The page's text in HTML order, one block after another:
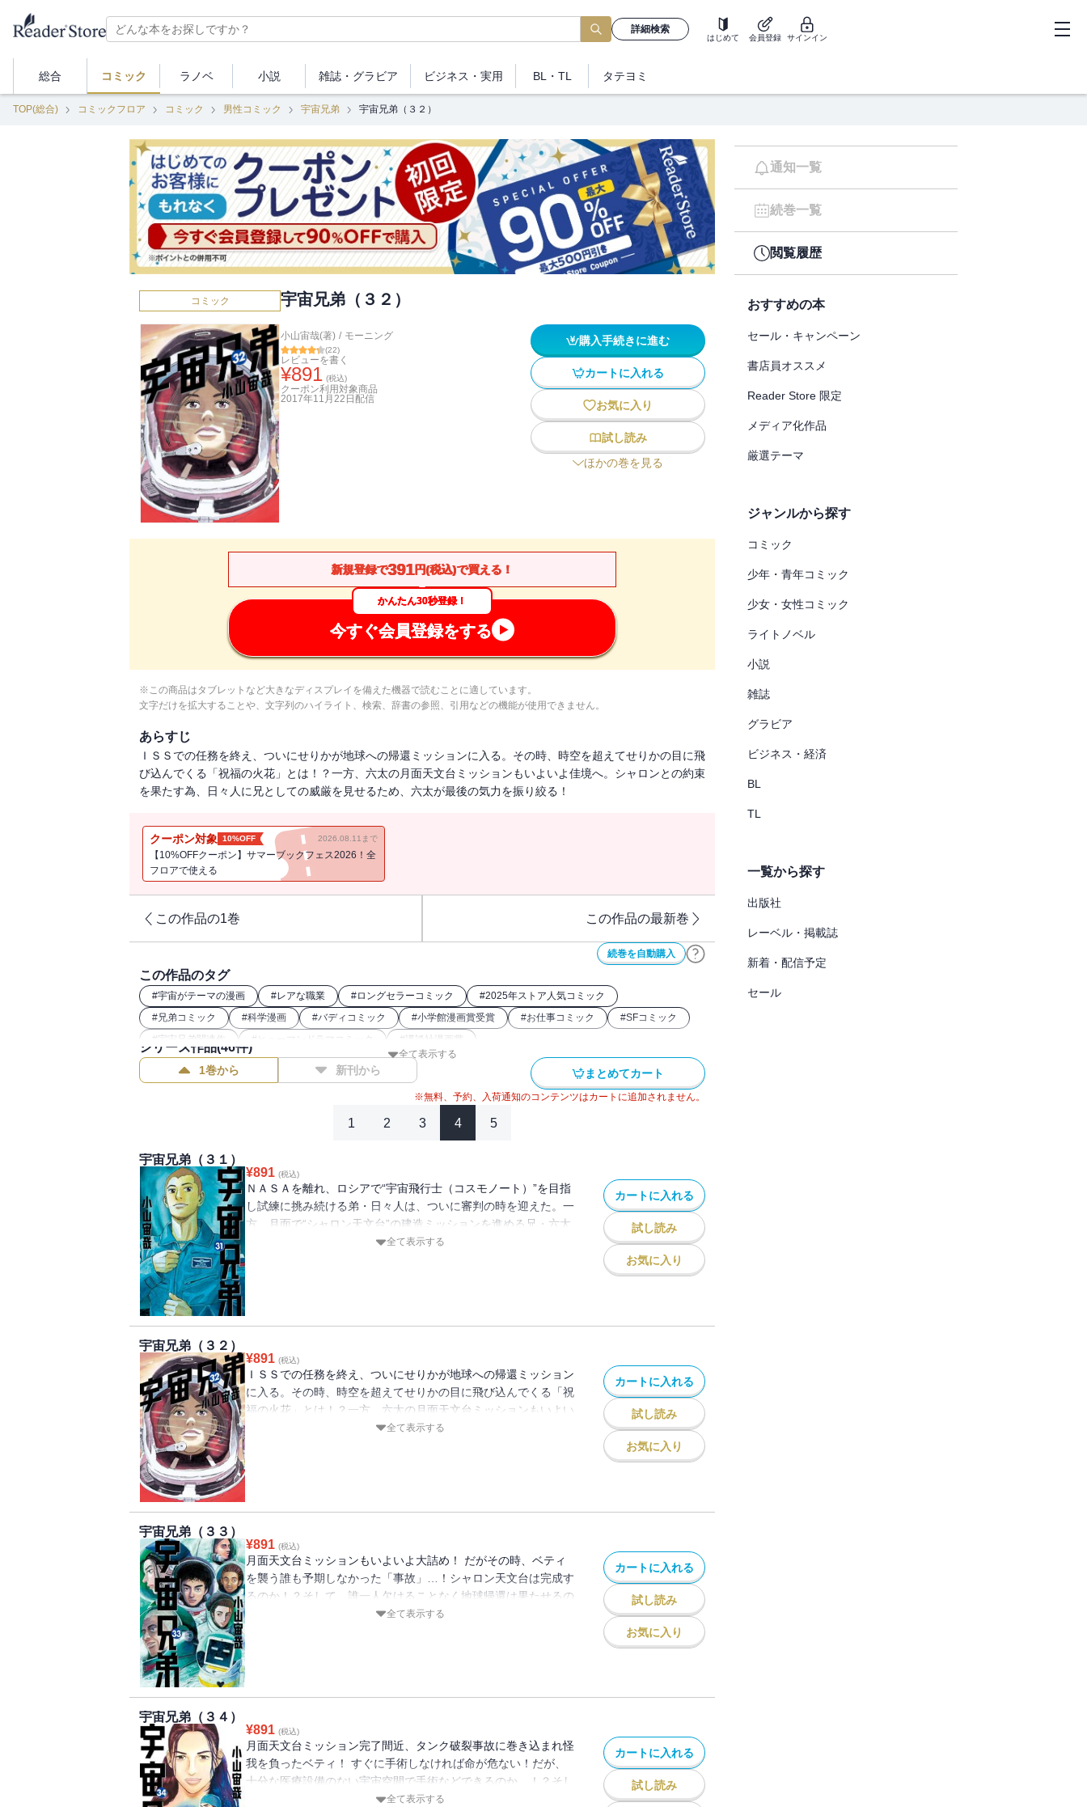
詳細検索
はじめて 会員登録 サインイン
総合 コミック ラノベ 小説 雑誌・ グラビア ビジネス ・実用 BL・TL タテヨミ
TOP(総合) コミックフロア コミック 男性コミック 宇宙兄弟 宇宙兄弟（３２）
コミック 宇宙兄弟（３２）
小山宙哉(著) / モーニング
(22)
レビューを書く
¥891 (税込)
クーポン利用対象商品
2017年11月22日 配信
購入手続きに進む
カートに入れる
お気に入り
試し読み
ほかの巻を見る
新規登録で391 円(税込)で買える！
かんたん30秒登録！
今すぐ会員登録をする
※この商品はタブレットなど大きなディスプレイを備えた機器で読むことに適しています。
文字だけを拡大することや、文字列のハイライト、検索、辞書の参照、引用などの機能が使用できません。
あらすじ
ＩＳＳでの任務を終え、ついにせりかが地球への帰還ミッションに入る。その時、時空を超えてせりかの目に飛
び込んでくる「祝福の火花」とは！？一方、六太の月面天文台ミッションもいよいよ佳境へ。シャロンとの約束
を果たす為、日々人に兄としての威厳を見せるため、六太が最後の気力を振り絞る！
クーポン対象 10%OFF 2026.08.11まで
【10%OFFクーポン】サマーブックフェス2026！全
フロアで使える
この作品の1巻 この作品の最新巻
続巻を自動購入
この作品のタグ
#宇宙がテーマの漫画 #レアな職業 #ロングセラーコミック #2025年ストア人気コミック
#兄弟コミック #科学漫画 #バディコミック #小学館漫画賞受賞 #お仕事コミック #SFコミック
#宇宙兄弟関連作 # ヒューマンドラマコミック # 講談社漫画賞
全て表示する
シリーズ作品(46件)
1巻から 新刊から まとめてカート
※無料、予約、入荷通知のコンテンツはカートに追加されません。
1 2 3 4 5
宇宙兄弟（３１）
¥891 (税込)
ＮＡＳＡを離れ、ロシアで“宇宙飛行士（コスモノート）”を目指
し試練に挑み続ける弟・日々人は、ついに審判の時を迎えた。一
方、月面で“シャロン天文台”の建造ミッションを進める兄・六太
にも、太陽嵐の影響でタスクの変更が指示される。地上の夜を照
全て表示する
カートに入れる
試し読み
お気に入り
宇宙兄弟（３２）
¥891 (税込)
ＩＳＳでの任務を終え、ついにせりかが地球への帰還ミッション
に入る。その時、時空を超えてせりかの目に飛び込んでくる「祝
福の火花」とは！？一方、六太の月面天文台ミッションもいよい
よ佳境へ。シャロンとの約束を果たす為、日々人に兄としての威
全て表示する
カートに入れる
試し読み
お気に入り
宇宙兄弟（３３）
¥891 (税込)
月面天文台ミッションもいよいよ大詰め！ だがその時、ベティ
を襲う誰も予期しなかった「事故」…！シャロン天文台は完成す
るのか！？そして、誰一人欠けることなく地球帰還は果たせるの
か！？ 「究極の選択」を迫られた時、六太の選択は…！？
全て表示する
カートに入れる
試し読み
お気に入り
宇宙兄弟（３４）
¥891 (税込)
月面天文台ミッション完了間近、タンク破裂事故に巻き込まれ怪
我を負ったベティ！ すぐに手術しなければ命が危ない！だが、
十分な医療設備のない宇宙空間で手術などできるのか…！？そし
て、月面にたった二人で残ることになった六太とフィリップに
全て表示する
カートに入れる
試し読み
通知一覧
続巻一覧
閲覧履歴
おすすめの本
セール・キャンペーン
書店員オススメ
Reader Store 限定
メディア化作品
厳選テーマ
ジャンルから探す
コミック
少年・青年コミック
少女・女性コミック
ライトノベル
小説
雑誌
グラビア
ビジネス・経済
BL
TL
一覧から探す
出版社
レーベル・掲載誌
新着・配信予定
セール